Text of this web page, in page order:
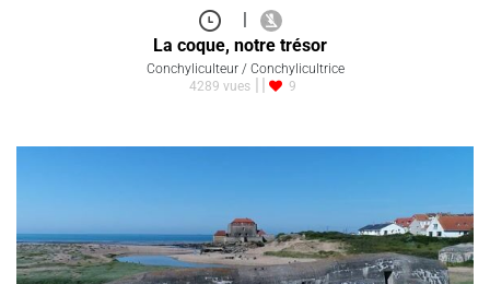
|
La coque, notre trésor
Conchyliculteur / Conchylicultrice
4289 vues
9